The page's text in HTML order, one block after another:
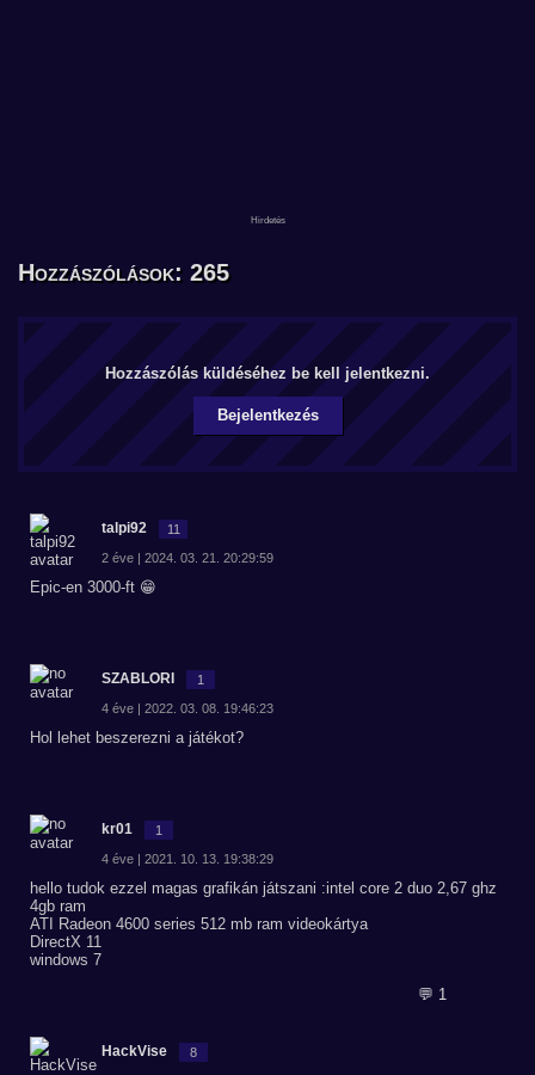
Hozzászólások: 265
Hozzászólás küldéséhez be kell jelentkezni.
Bejelentkezés
talpi92 11
2 éve | 2024. 03. 21. 20:29:59
Epic-en 3000-ft 😁
SZABLORI 1
4 éve | 2022. 03. 08. 19:46:23
Hol lehet beszerezni a játékot?
kr01 1
4 éve | 2021. 10. 13. 19:38:29
hello tudok ezzel magas grafikán játszani :intel core 2 duo 2,67 ghz
4gb ram
ATI Radeon 4600 series 512 mb ram videokártya
DirectX 11
windows 7
💬 1
HackVise 8